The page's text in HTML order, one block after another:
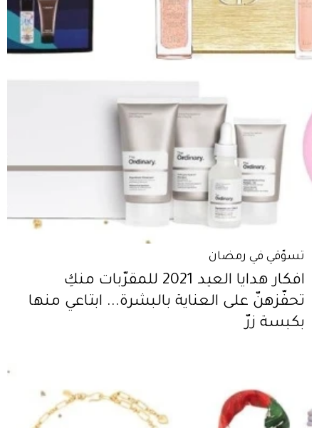
تسوّقي في رمضان
افكار هدايا العيد 2021 للمقرّبات منكِ
تحفّزهنّ على العناية بالبشرة... ابتاعي منها
بكبسة زرّ